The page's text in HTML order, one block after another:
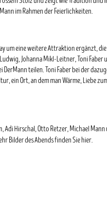
im Rahmen der Feierlichkeiten.
um eine weitere Attraktion ergänzt, die
Johanna Mikl-Leitner, Toni Faber
teilen. Toni Faber bei der
ein Ort, an dem man Wärme, Liebe
Hirschal, Otto Retzer, Michael Mann
Bilder des Abends finden Sie hier.